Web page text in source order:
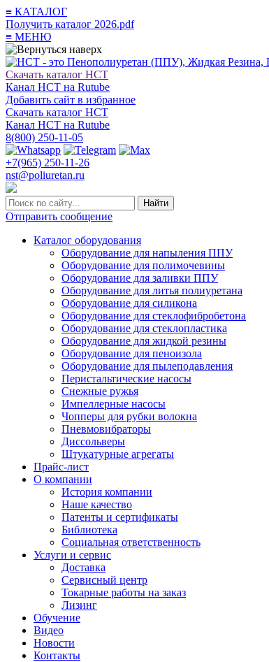
≡ КАТАЛОГ
Получить каталог 2026.pdf
≡ МЕНЮ
Скачать каталог НСТ
Канал НСТ на Rutube
Добавить сайт в избранное
Скачать каталог НСТ
Канал НСТ на Rutube
8(800) 250-11-05
+7(965) 250-11-26
nst@poliuretan.ru
Найти
Отправить сообщение
Каталог оборудования
Оборудование для напыления ППУ
Оборудование для полимочевины
Оборудование для заливки ППУ
Оборудование для литья полиуретана
Оборудование для силикона
Оборудование для стеклофибробетона
Оборудование для стеклопластика
Оборудование для жидкой резины
Оборудование для пеноизола
Оборудование для пылеподавления
Перистальтические насосы
Снежные ружья
Импеллерные насосы
Чопперы для рубки волокна
Пневмовибраторы
Диссольверы
Штукатурные агрегаты
Прайс-лист
О компании
История компании
Наше качество
Патенты и сертификаты
Библиотека
Социальная ответственность
Услуги и сервис
Доставка
Сервисный центр
Токарные работы на заказ
Лизинг
Обучение
Видео
Новости
Контакты